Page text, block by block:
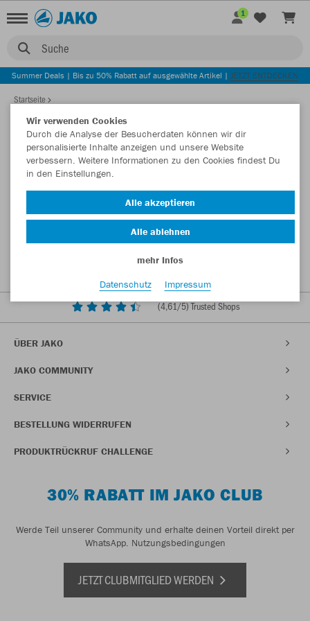
Suche
1
Summer Deals | Bis zu 50% Rabatt auf ausgewählte Artikel | JETZT ENTDECKEN
Startseite
(4,61/5) Trusted Shops
ÜBER JAKO
JAKO COMMUNITY
SERVICE
BESTELLUNG WIDERRUFEN
PRODUKTRÜCKRUF CHALLENGE
30% RABATT IM JAKO CLUB
Werde Teil unserer Community und erhalte deinen Vorteil direkt per
WhatsApp. Nutzungsbedingungen
JETZT CLUBMITGLIED WERDEN
Wir verwenden Cookies
Durch die Analyse der Besucherdaten können wir dir
personalisierte Inhalte anzeigen und unsere Website
verbessern. Weitere Informationen zu den Cookies findest Du
in den Einstellungen.
Alle akzeptieren
Alle ablehnen
mehr Infos
Datenschutz
Impressum